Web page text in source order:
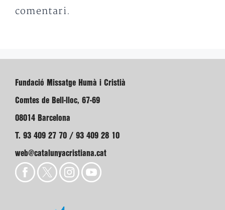
comentari.
Fundació Missatge Humà i Cristià
Comtes de Bell-lloc, 67-69
08014 Barcelona
T. 93 409 27 70 / 93 409 28 10
web@catalunyacristiana.cat